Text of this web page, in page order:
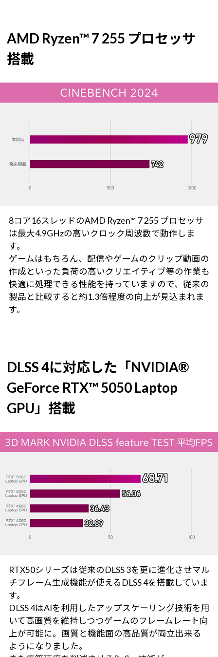
AMD Ryzen™ 7 255 プロセッサ
搭載
8コア16スレッドのAMD Ryzen™ 7 255 プロセッサ
は最大4.9GHzの高いクロック周波数で動作しま
す。
ゲームはもちろん、配信やゲームのクリップ動画の
作成といった負荷の高いクリエイティブ等の作業も
快適に処理できる性能を持っていますので、従来の
製品と比較すると約1.3倍程度の向上が見込まれま
す。
DLSS 4に対応した「NVIDIA®
GeForce RTX™ 5050 Laptop
GPU」搭載
RTX50シリーズは従来のDLSS 3を更に進化させマル
チフレーム生成機能が使えるDLSS 4を搭載していま
す。
DLSS 4はAIを利用したアップスケーリング技術を用
いて高画質を維持しつつゲームのフレームレート向
上が可能に。画質と機能面の高品質が両立出来る
ようになりました。